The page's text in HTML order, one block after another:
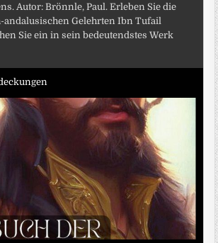
Autor: Brönnle, Paul. Erleben Sie die
andalusischen Gelehrten Ibn Tufail
Sie ein in sein bedeutendstes Werk